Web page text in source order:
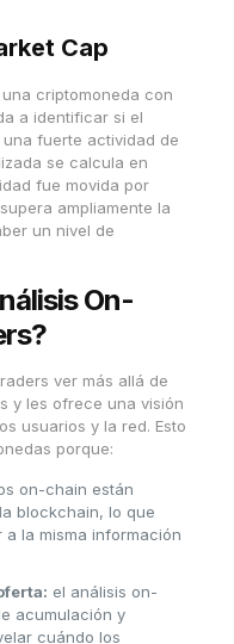
Cap
criptomoneda con
a identificar si el
fuerte actividad de
se calcula en
fue movida por
ampliamente la
un nivel de
On-
ver más allá de
y les ofrece una visión
usuarios y la red. Esto
porque:
on-chain están
blockchain, lo que
la misma información
el análisis on-
acumulación y
cuándo los